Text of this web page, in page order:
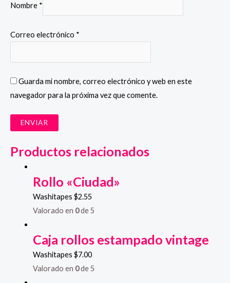
Nombre *
Correo electrónico *
Guarda mi nombre, correo electrónico y web en este
navegador para la próxima vez que comente.
Productos relacionados
Rollo «Ciudad»
Washitapes $2.55
Valorado en 0de 5
Caja rollos estampado vintage
Washitapes $7.00
Valorado en 0de 5